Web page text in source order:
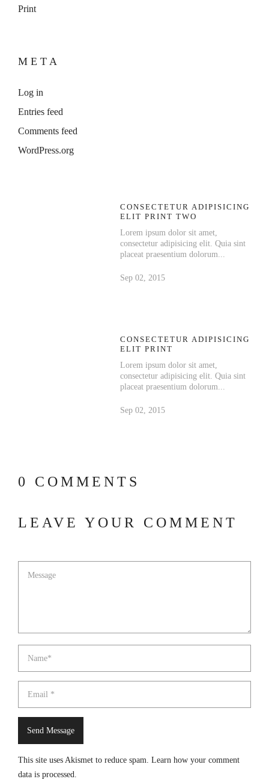
Print
META
Log in
Entries feed
Comments feed
WordPress.org
CONSECTETUR ADIPISICING
ELIT PRINT TWO
Lorem ipsum dolor sit amet,
consectetur adipisicing elit. Quia sint
placeat praesentium dolorum...
Sep 02, 2015
CONSECTETUR ADIPISICING
ELIT PRINT
Lorem ipsum dolor sit amet,
consectetur adipisicing elit. Quia sint
placeat praesentium dolorum...
Sep 02, 2015
0 COMMENTS
LEAVE YOUR COMMENT
This site uses Akismet to reduce spam. Learn how your comment
data is processed.